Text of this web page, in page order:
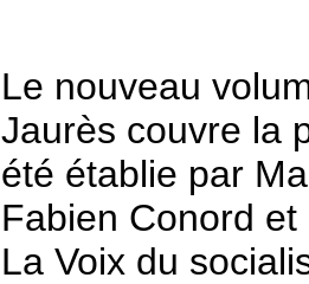
Le nouveau
Jaurès couvre la
été établie par
Fabien Conord
La Voix du